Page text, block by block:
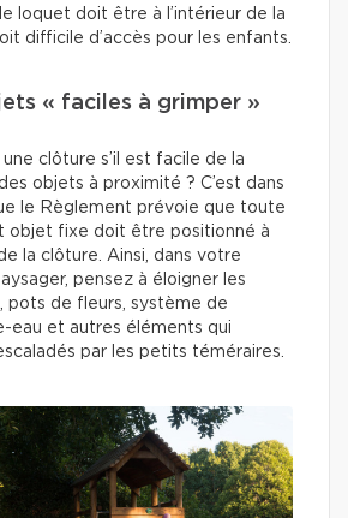
loquet doit être à l’intérieur de la
difficile d’accès pour les enfants.
« faciles à grimper »
clôture s’il est facile de la
objets à proximité ? C’est dans
le Règlement prévoie que toute
objet fixe doit être positionné à
la clôture. Ainsi, dans votre
pensez à éloigner les
pots de fleurs, système de
eau et autres éléments qui
par les petits téméraires.